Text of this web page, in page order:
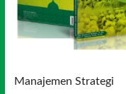
Manajemen Strategi